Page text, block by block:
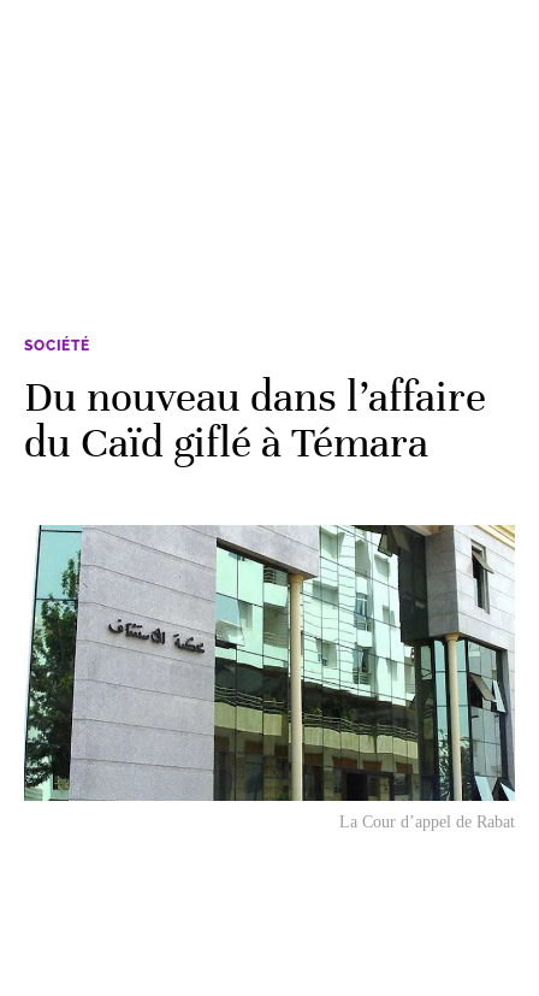
SOCIÉTÉ
Du nouveau dans l’affaire
du Caïd giflé à Témara
La Cour d’appel de Rabat